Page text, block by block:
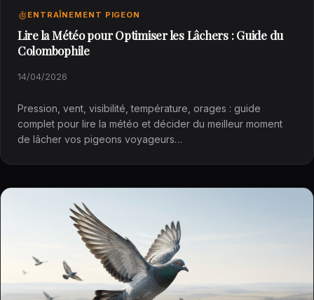
ENTRAÎNEMENT PIGEON
Lire la Météo pour Optimiser les Lâchers : Guide du
Colombophile
14/04/2026
Pression, vent, visibilité, température, orages : guide
complet pour lire la météo et décider du meilleur moment
de lâcher vos pigeons voyageurs…